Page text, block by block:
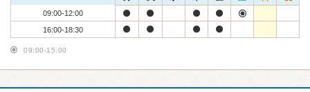
09:00-12:00
16:00-18:30
09:00-15:00